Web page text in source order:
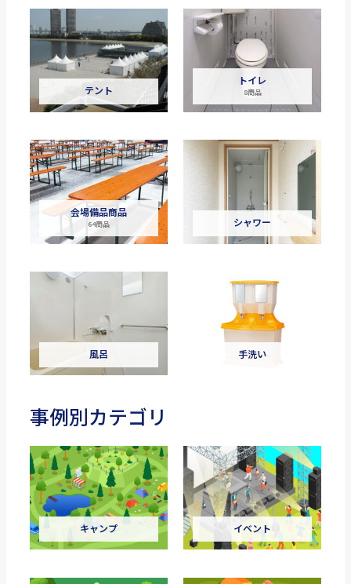
テント
トイレ
8商品
会場備品商品
64商品 シャワー
風呂 手洗い
事例別カテゴリ
キャンプ イベント